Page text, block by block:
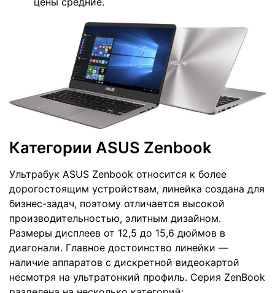
Категории ASUS Zenbook
Ультрабук ASUS Zenbook относится к более
дорогостоящим устройствам, линейка создана для
бизнес-задач, поэтому отличается высокой
производительностью, элитным дизайном.
Размеры дисплеев от 12,5 до 15,6 дюймов в
диагонали. Главное достоинство линейки —
наличие аппаратов с дискретной видеокартой
несмотря на ультратонкий профиль. Серия ZenBook